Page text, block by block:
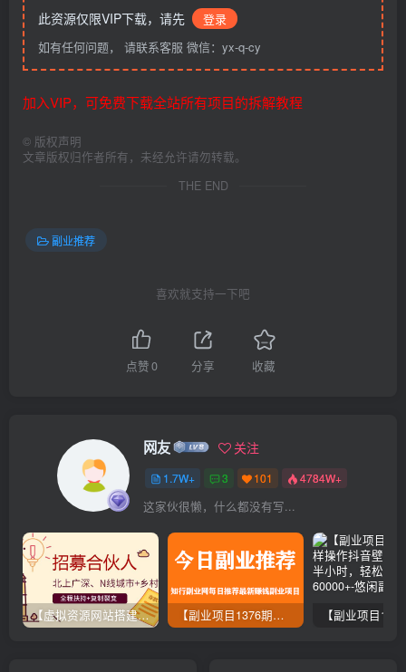
此资源仅限VIP下载，请先
登录
如有任何问题， 请联系客服 微信：yx-q-cy
加入VIP，可免费下载全站所有项目的拆解教程
© 版权声明
文章版权归作者所有，未经允许请勿转载。
THE END
副业推荐
喜欢就支持一下吧
点赞0 分享 收藏
网友 关注
1.7W+ 3 101 4784W+
这家伙很懒，什么都没有写...
【虚拟资源网站搭建服务】加盟本站系统，做一个和本站一样的独立网站，躺赚的项目 【副业项目1376期】龟课最新闲鱼项目玩法实战教程_全新升级月收益几千到几万